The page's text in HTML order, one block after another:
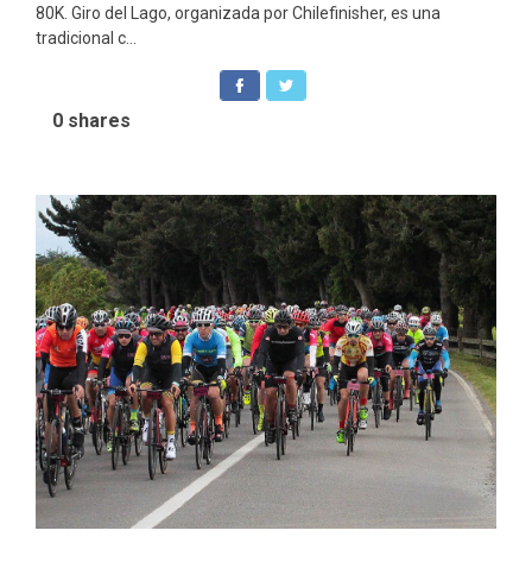
80K. Giro del Lago, organizada por Chilefinisher, es una
tradicional c...
0 shares